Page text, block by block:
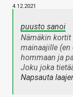
4.12.2021
puusto sanoi
Nämäkin kortit
mainaajille (en
hommaan ja
Joku joka
Napsauta